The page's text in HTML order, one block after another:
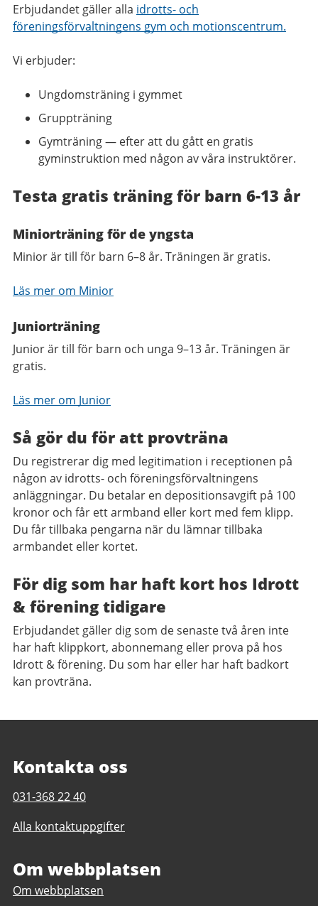
Erbjudandet gäller alla idrotts- och
föreningsförvaltningens gym och motionscentrum.
Vi erbjuder:
Ungdomsträning i gymmet
Gruppträning
Gymträning — efter att du gått en gratis
gyminstruktion med någon av våra instruktörer.
Testa gratis träning för barn 6-13 år
Miniorträning för de yngsta
Minior är till för barn 6–8 år. Träningen är gratis.
Läs mer om Minior
Juniorträning
Junior är till för barn och unga 9–13 år. Träningen är
gratis.
Läs mer om Junior
Så gör du för att provträna
Du registrerar dig med legitimation i receptionen på
någon av idrotts- och föreningsförvaltningens
anläggningar. Du betalar en depositionsavgift på 100
kronor och får ett armband eller kort med fem klipp.
Du får tillbaka pengarna när du lämnar tillbaka
armbandet eller kortet.
För dig som har haft kort hos Idrott
& förening tidigare
Erbjudandet gäller dig som de senaste två åren inte
har haft klippkort, abonnemang eller prova på hos
Idrott & förening. Du som har eller har haft badkort
kan provträna.
Kontakta oss
Telefonnummer
Hammarbadet
031-368 22 40
Alla kontaktuppgifter
Om webbplatsen
Om webbplatsen